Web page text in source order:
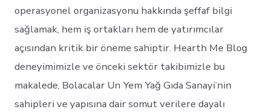
operasyonel organizasyonu hakkında şeffaf bilgi
sağlamak, hem iş ortakları hem de yatırımcılar
açısından kritik bir öneme sahiptir. Hearth Me Blog
deneyimimizle ve önceki sektör takibimizle bu
makalede, Bolacalar Un Yem Yağ Gıda Sanayi’nin
sahipleri ve yapısına dair somut verilere dayalı